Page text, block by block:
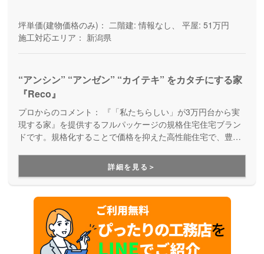
坪単価(建物価格のみ)： 二階建: 情報なし、 平屋: 51万円
施工対応エリア： 新潟県
“アンシン” “アンゼン” “カイテキ” をカタチにする家
『Reco』
プロからのコメント：
『「私たちらしい」が3万円台から実
現する家』を提供するフルパッケージの規格住宅住宅ブラン
ドです。規格化することで価格を抑えた高性能住宅で、豊富
ます。アサヒアレックスの家だから、性能だけでなく保証も
しっかりしていて安心。手の届く価格で安心して住める家を
建てたい方、必見です。
詳細を見る＞